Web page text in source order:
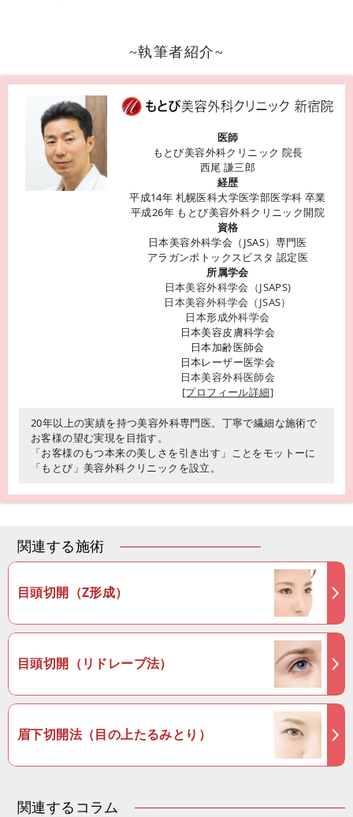
~執筆者紹介~
医師
もとび美容外科クリニック 院長
西尾 謙三郎
経歴
平成14年 札幌医科大学医学部医学科 卒業
平成26年 もとび美容外科クリニック開院
資格
日本美容外科学会（JSAS）専門医
アラガンボトックスビスタ 認定医
所属学会
日本美容外科学会（JSAPS)
日本美容外科学会（JSAS）
日本形成外科学会
日本美容皮膚科学会
日本加齢医師会
日本レーザー医学会
日本美容外科医師会
[プロフィール詳細]
20年以上の実績を持つ美容外科専門医。丁寧で繊細な施術で
お客様の望む実現を目指す。
「お客様のもつ本来の美しさを引き出す」ことをモットーに
「もとび」美容外科クリニックを設立。
関連する施術
目頭切開（Z形成）
目頭切開（リドレープ法）
眉下切開法（目の上たるみとり）
関連するコラム